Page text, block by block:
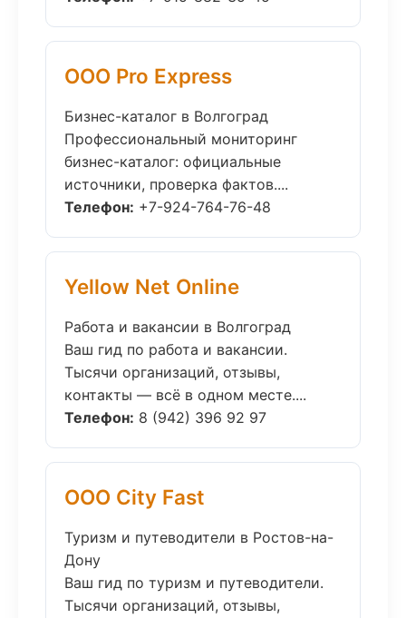
ООО Pro Express
Бизнес-каталог в Волгоград
Профессиональный мониторинг
бизнес-каталог: официальные
источники, проверка фактов....
Телефон: +7-924-764-76-48
Yellow Net Online
Работа и вакансии в Волгоград
Ваш гид по работа и вакансии.
Тысячи организаций, отзывы,
контакты — всё в одном месте....
Телефон: 8 (942) 396 92 97
ООО City Fast
Туризм и путеводители в Ростов-на-
Дону
Ваш гид по туризм и путеводители.
Тысячи организаций, отзывы,